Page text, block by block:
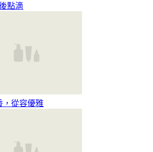
點滴
，從容優雅